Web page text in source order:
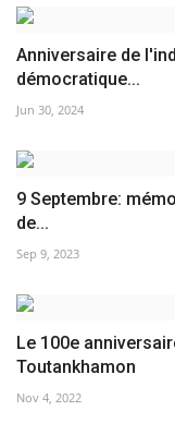
Anniversaire de
démocratique...
Jun 30, 2024
9 Septembre:
de...
Sep 9, 2023
Le 100e
Toutankhamon
Nov 4, 2022